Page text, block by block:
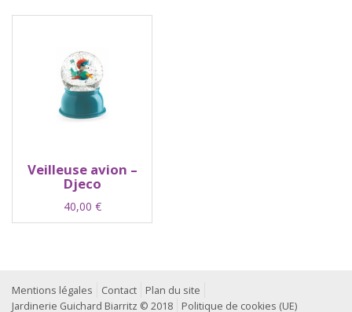
Veilleuse avion –
Djeco
40,00 €
Mentions légales Contact
Plan du site
Jardinerie Guichard Biarritz © 2018
Politique de cookies (UE)